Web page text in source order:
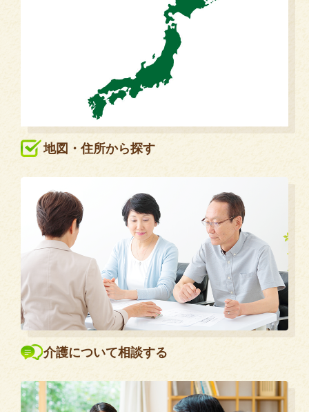
地図・住所から探す
介護について相談する